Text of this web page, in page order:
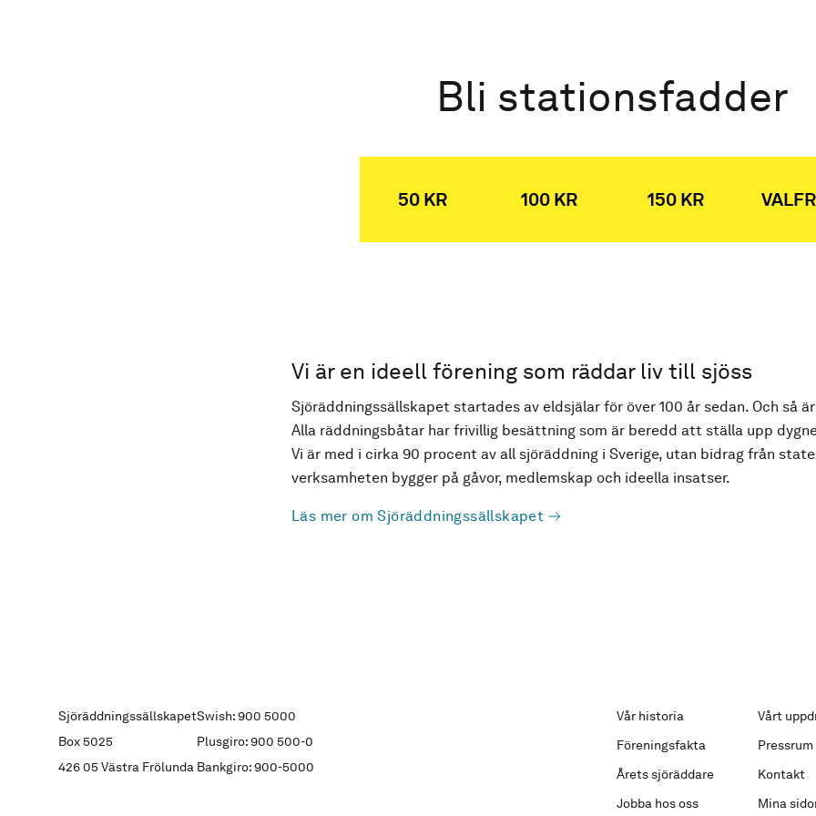
Bli stationsfadder
50 KR 100 KR 150 KR
Vi är en ideell förening som räddar liv till sjöss
Sjöräddningssällskapet startades av eldsjälar för över 100 år sedan. Och så
Alla räddningsbåtar har frivillig besättning som är beredd att ställa upp
Vi är med i cirka 90 procent av all sjöräddning i Sverige, utan bidrag från
verksamheten bygger på gåvor, medlemskap och ideella insatser.
Läs mer om Sjöräddningssällskapet
Sjöräddningssällskapet
Box 5025
426 05 Västra Frölunda
Swish: 900 5000
Plusgiro: 900 500-0
Bankgiro: 900-5000
Vår historia Vårt
Föreningsfakta
Pressrum
Årets sjöräddare
Kontakt
Jobba hos oss
Mina